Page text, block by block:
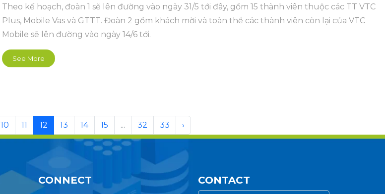
Theo kế hoạch, đoàn 1 sẽ lên đường vào ngày 31/5 tới đây, gồm 15 thành viên thuộc các TT VTC
Plus, Mobile Vas và GTTT. Đoàn 2 gồm khách mời và toàn thể các thành viên còn lại của VTC
Mobile sẽ lên đường vào ngày 14/6 tới.
See More
10 11 12 13 14 15 ... 32 33 ›
CONNECT CONTACT